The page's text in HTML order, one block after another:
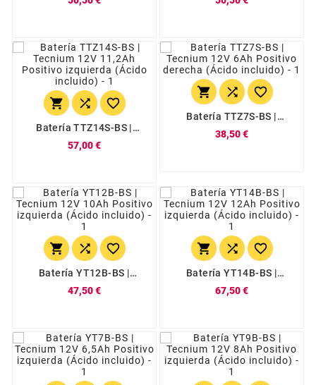
Positivo Izquierda (Ácido
Positivo Izquierda (Ácido
  
Batería TTZ14S-BS |
Positivo Izquierda (Ácido
57,00 €
  
Batería TTZ7S-BS |
Positivo Derecha (Ácido
38,50 €
  
Batería YT12B-BS |
Positivo Izquierda (Ácido
47,50 €
  
Batería YT14B-BS |
Positivo Izquierda (Ácido
67,50 €